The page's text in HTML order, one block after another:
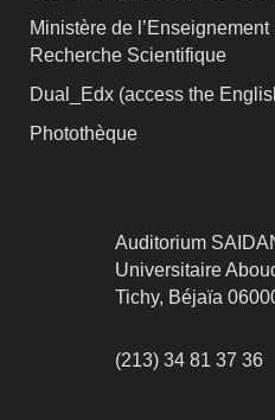
Ministère de
Recherche Scientifique
Dual_Edx (access the
Photothèque
Auditorium
Universitaire
Tichy, Béjaïa
(213) 34 81 37 36